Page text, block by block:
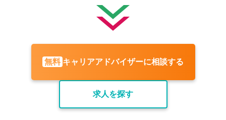
無料 キャリアアドバイザーに相談する
求人を探す